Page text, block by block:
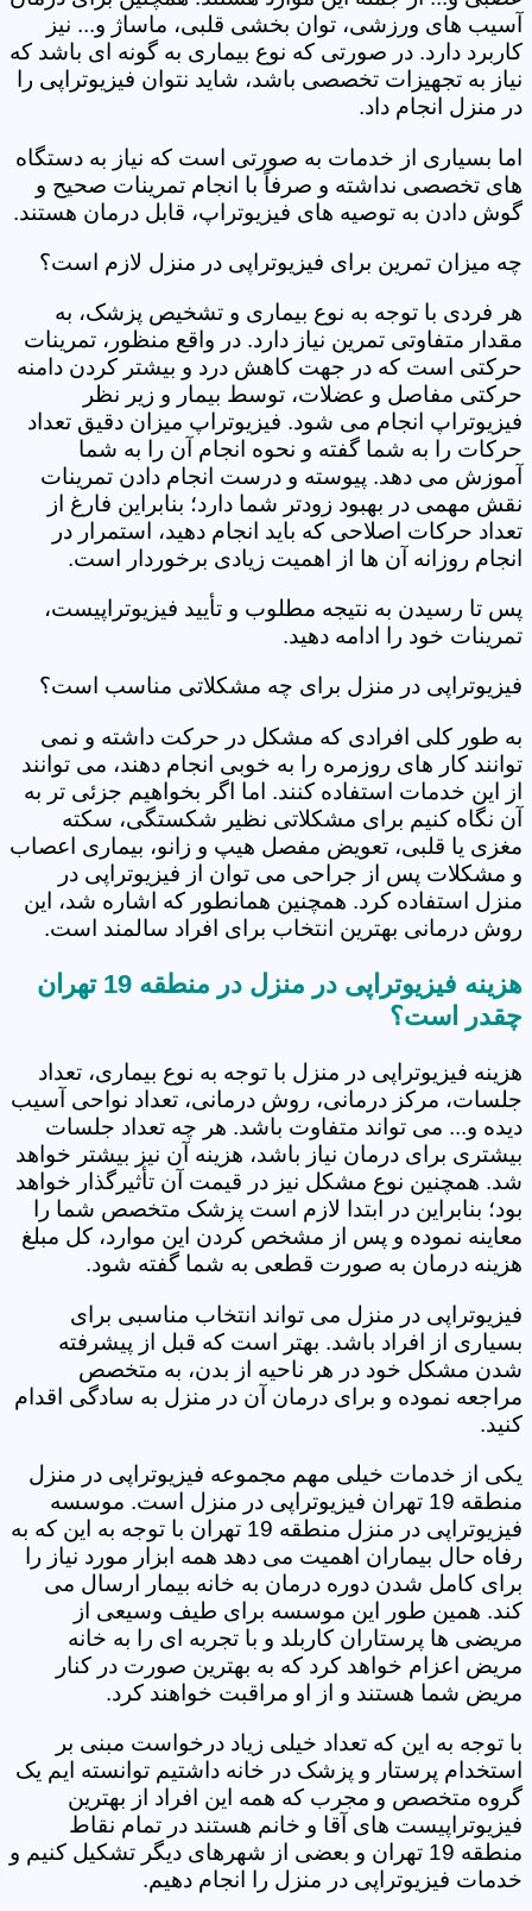
آسیب های ورزشی، توان بخشی قلبی، ماساژ و... نیز
کاربرد دارد. در صورتی که نوع بیماری به گونه ای باشد که
نیاز به تجهیزات تخصصی باشد، شاید نتوان فیزیوتراپی را
در منزل انجام داد.
اما بسیاری از خدمات به صورتی است که نیاز به دستگاه
های تخصصی نداشته و صرفاً با انجام تمرینات صحیح و
گوش دادن به توصیه های فیزیوتراپ، قابل درمان هستند.
چه میزان تمرین برای فیزیوتراپی در منزل لازم است؟
هر فردی با توجه به نوع بیماری و تشخیص پزشک، به
مقدار متفاوتی تمرین نیاز دارد. در واقع منظور، تمرینات
حرکتی است که در جهت کاهش درد و بیشتر کردن دامنه
حرکتی مفاصل و عضلات، توسط بیمار و زیر نظر
فیزیوتراپ انجام می شود. فیزیوتراپ میزان دقیق تعداد
حرکات را به شما گفته و نحوه انجام آن را به شما
آموزش می دهد. پیوسته و درست انجام دادن تمرینات
نقش مهمی در بهبود زودتر شما دارد؛ بنابراین فارغ از
تعداد حرکات اصلاحی که باید انجام دهید، استمرار در
انجام روزانه آن ها از اهمیت زیادی برخوردار است.
پس تا رسیدن به نتیجه مطلوب و تأیید فیزیوتراپیست،
تمرینات خود را ادامه دهید.
فیزیوتراپی در منزل برای چه مشکلاتی مناسب است؟
به طور کلی افرادی که مشکل در حرکت داشته و نمی
توانند کار های روزمره را به خوبی انجام دهند، می توانند
از این خدمات استفاده کنند. اما اگر بخواهیم جزئی تر به
آن نگاه کنیم برای مشکلاتی نظیر شکستگی، سکته
مغزی یا قلبی، تعویض مفصل هیپ و زانو، بیماری اعصاب
و مشکلات پس از جراحی می توان از فیزیوتراپی در
منزل استفاده کرد. همچنین همانطور که اشاره شد، این
روش درمانی بهترین انتخاب برای افراد سالمند است.
هزینه فیزیوتراپی در منزل در منطقه 19 تهران
چقدر است؟
هزینه فیزیوتراپی در منزل با توجه به نوع بیماری، تعداد
جلسات، مرکز درمانی، روش درمانی، تعداد نواحی آسیب
دیده و... می تواند متفاوت باشد. هر چه تعداد جلسات
بیشتری برای درمان نیاز باشد، هزینه آن نیز بیشتر خواهد
شد. همچنین نوع مشکل نیز در قیمت آن تأثیرگذار خواهد
بود؛ بنابراین در ابتدا لازم است پزشک متخصص شما را
معاینه نموده و پس از مشخص کردن این موارد، کل مبلغ
هزینه درمان به صورت قطعی به شما گفته شود.
فیزیوتراپی در منزل می تواند انتخاب مناسبی برای
بسیاری از افراد باشد. بهتر است که قبل از پیشرفته
شدن مشکل خود در هر ناحیه از بدن، به متخصص
مراجعه نموده و برای درمان آن در منزل به سادگی اقدام
کنید.
یکی از خدمات خیلی مهم مجموعه فیزیوتراپی در منزل
منطقه 19 تهران فیزیوتراپی در منزل است. موسسه
فیزیوتراپی در منزل منطقه 19 تهران با توجه به این که به
رفاه حال بیماران اهمیت می دهد همه ابزار مورد نیاز را
برای کامل شدن دوره درمان به خانه بیمار ارسال می
کند. همین طور این موسسه برای طیف وسیعی از
مریضی ها پرستاران کاربلد و با تجربه ای را به خانه
مریض اعزام خواهد کرد که به بهترین صورت در کنار
مریض شما هستند و از او مراقبت خواهند کرد.
با توجه به این که تعداد خیلی زیاد درخواست مبنی بر
استخدام پرستار و پزشک در خانه داشتیم توانسته ایم یک
گروه متخصص و مجرب که همه این افراد از بهترین
فیزیوتراپیست های آقا و خانم هستند در تمام نقاط
منطقه 19 تهران و بعضی از شهرهای دیگر تشکیل کنیم و
خدمات فیزیوتراپی در منزل را انجام دهیم.